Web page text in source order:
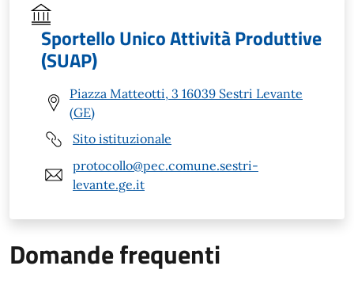
Sportello Unico Attività Produttive
(SUAP)
Piazza Matteotti, 3 16039 Sestri Levante
(GE)
Sito istituzionale
protocollo@pec.comune.sestri-
levante.ge.it
Domande frequenti